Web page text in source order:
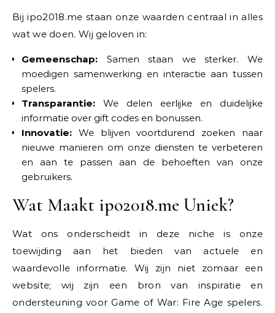
Bij ipo2018.me staan onze waarden centraal in alles
wat we doen. Wij geloven in:
Gemeenschap: Samen staan we sterker. We
moedigen samenwerking en interactie aan tussen
spelers.
Transparantie: We delen eerlijke en duidelijke
informatie over gift codes en bonussen.
Innovatie: We blijven voortdurend zoeken naar
nieuwe manieren om onze diensten te verbeteren
en aan te passen aan de behoeften van onze
gebruikers.
Wat Maakt ipo2018.me Uniek?
Wat ons onderscheidt in deze niche is onze
toewijding aan het bieden van actuele en
waardevolle informatie. Wij zijn niet zomaar een
website; wij zijn een bron van inspiratie en
ondersteuning voor Game of War: Fire Age spelers.